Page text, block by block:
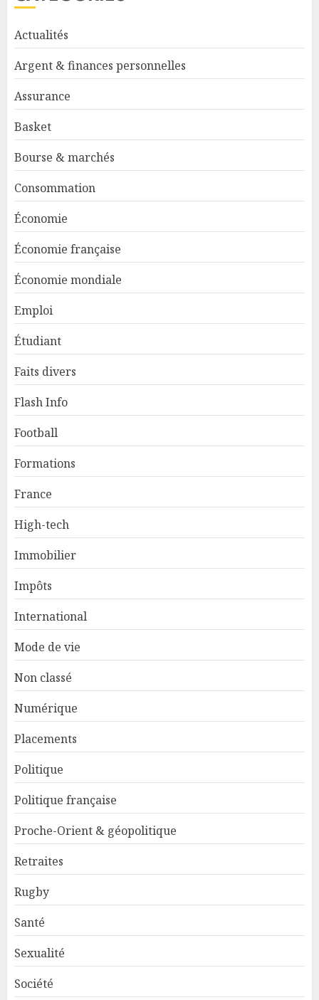
Actualités
Argent & finances personnelles
Assurance
Basket
Bourse & marchés
Consommation
Économie
Économie française
Économie mondiale
Emploi
Étudiant
Faits divers
Flash Info
Football
Formations
France
High-tech
Immobilier
Impôts
International
Mode de vie
Non classé
Numérique
Placements
Politique
Politique française
Proche-Orient & géopolitique
Retraites
Rugby
Santé
Sexualité
Société